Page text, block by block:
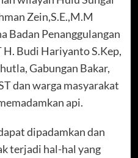
Zein,S.E.,M.M
Badan Penanggulangan
H. Budi Hariyanto S.Kep,
Gabungan Bakar,
dan warga masyarakat
api.
dipadamkan dan
terjadi hal-hal yang